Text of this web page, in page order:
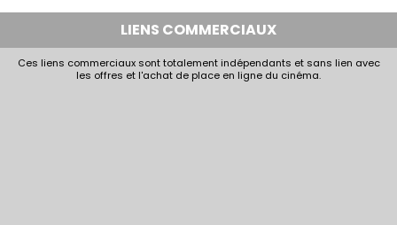
LIENS COMMERCIAUX
Ces liens commerciaux sont totalement indépendants et sans lien avec
les offres et l'achat de place en ligne du cinéma.